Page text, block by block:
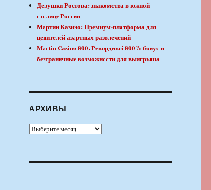
Девушки Ростова: знакомства в южной
столице России
Мартин Казино: Премиум-платформа для
ценителей азартных развлечений
Martin Casino 800: Рекордный 800% бонус и
безграничные возможности для выигрыша
АРХИВЫ
Архивы